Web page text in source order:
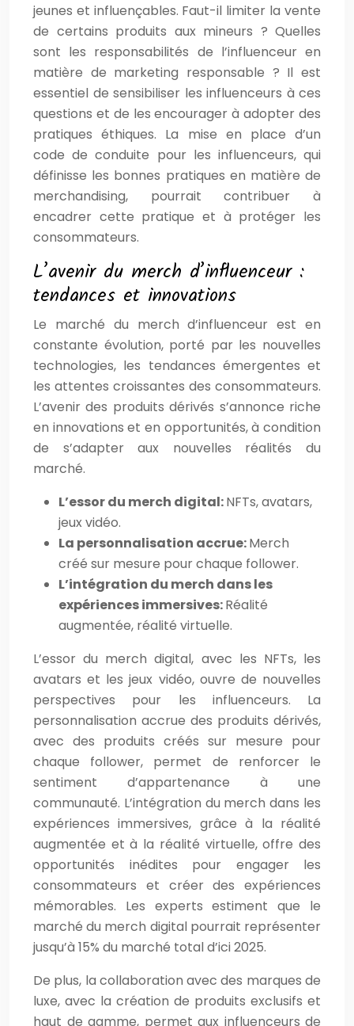
jeunes et influençables. Faut-il limiter la vente
de certains produits aux mineurs ? Quelles
sont les responsabilités de l’influenceur en
matière de marketing responsable ? Il est
essentiel de sensibiliser les influenceurs à ces
questions et de les encourager à adopter des
pratiques éthiques. La mise en place d’un
code de conduite pour les influenceurs, qui
définisse les bonnes pratiques en matière de
merchandising, pourrait contribuer à
encadrer cette pratique et à protéger les
consommateurs.
L’avenir du merch d’influenceur :
tendances et innovations
Le marché du merch d’influenceur est en
constante évolution, porté par les nouvelles
technologies, les tendances émergentes et
les attentes croissantes des consommateurs.
L’avenir des produits dérivés s’annonce riche
en innovations et en opportunités, à condition
de s’adapter aux nouvelles réalités du
marché.
L’essor du merch digital:NFTs, avatars,
jeux vidéo.
La personnalisation accrue:Merch
créé sur mesure pour chaque follower.
L’intégration du merch dans les
expériences immersives:Réalité
augmentée, réalité virtuelle.
L’essor du merch digital, avec les NFTs, les
avatars et les jeux vidéo, ouvre de nouvelles
perspectives pour les influenceurs. La
personnalisation accrue des produits dérivés,
avec des produits créés sur mesure pour
chaque follower, permet de renforcer le
sentiment d’appartenance à une
communauté. L’intégration du merch dans les
expériences immersives, grâce à la réalité
augmentée et à la réalité virtuelle, offre des
opportunités inédites pour engager les
consommateurs et créer des expériences
mémorables. Les experts estiment que le
marché du merch digital pourrait représenter
jusqu’à 15% du marché total d’ici 2025.
De plus, la collaboration avec des marques de
luxe, avec la création de produits exclusifs et
haut de gamme, permet aux influenceurs de